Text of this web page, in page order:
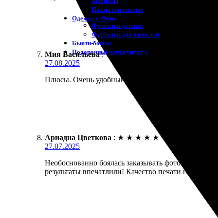
Пазлы магнитные
Одежда с Фото
Футболки детские
Футболки для взрослых
Бьюти-боксы
Подарочные сертификаты
Мия Васильева : ★ ★ ★ ★ ★
27.08.2025
Плюсы. Очень удобный сервис, быстро оформила
Ариадна Цветкова : ★ ★ ★ ★ ★
27.07.2025
Необоснованно боялась заказывать фотокнигу
результаты впечатлили! Качество печати на